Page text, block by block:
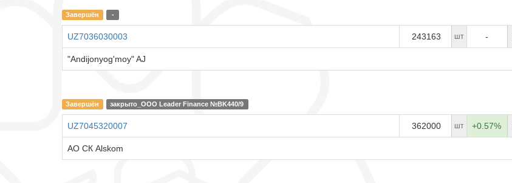
Завершён -
UZ7036030003 243163 шт -
"Andijonyog'moy" AJ
Завершён закрыто_ООО Leader Finance №BK440/9
UZ7045320007 362000 шт +0.57%
АО СК Alskom